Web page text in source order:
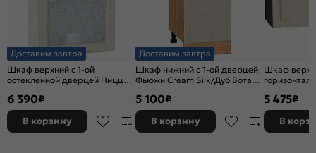
Доставим завтра
Шкаф верхний с 1-ой
остекленной дверцей Ницца
6 390₽
В корзину
Доставим завтра
Шкаф нижний с 1-ой дверцей
Фьюжн Cream Silk/Дуб Вотан
5 100₽
В корзину
Шкаф
5 475₽
В